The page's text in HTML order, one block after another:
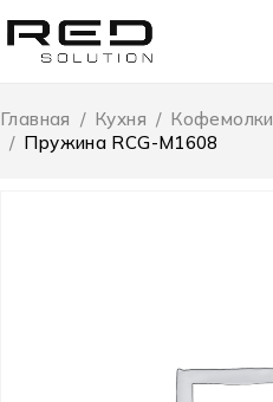
Главная / Кухня / Кофемолки
/ Пружина RCG-M1608